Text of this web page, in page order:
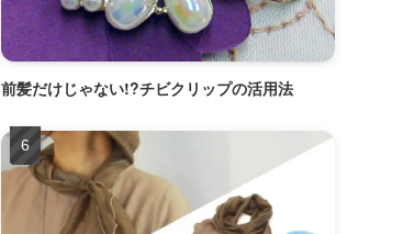
前髪だけじゃない!?チビクリップの活用法